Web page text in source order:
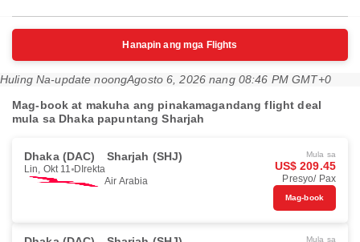
Hanapin ang mga Flights
Huling Na-update noongAgosto 6, 2026 nang 08:46 PM GMT+0
Mag-book at makuha ang pinakamagandang flight deal
mula sa Dhaka papuntang Sharjah
Dhaka (DAC) Sharjah (SHJ)
Lin, Okt 11 DIrekta
Air Arabia
Mula sa
US$ 209.45
Presyo/ Pax
Mag-book
Mula sa